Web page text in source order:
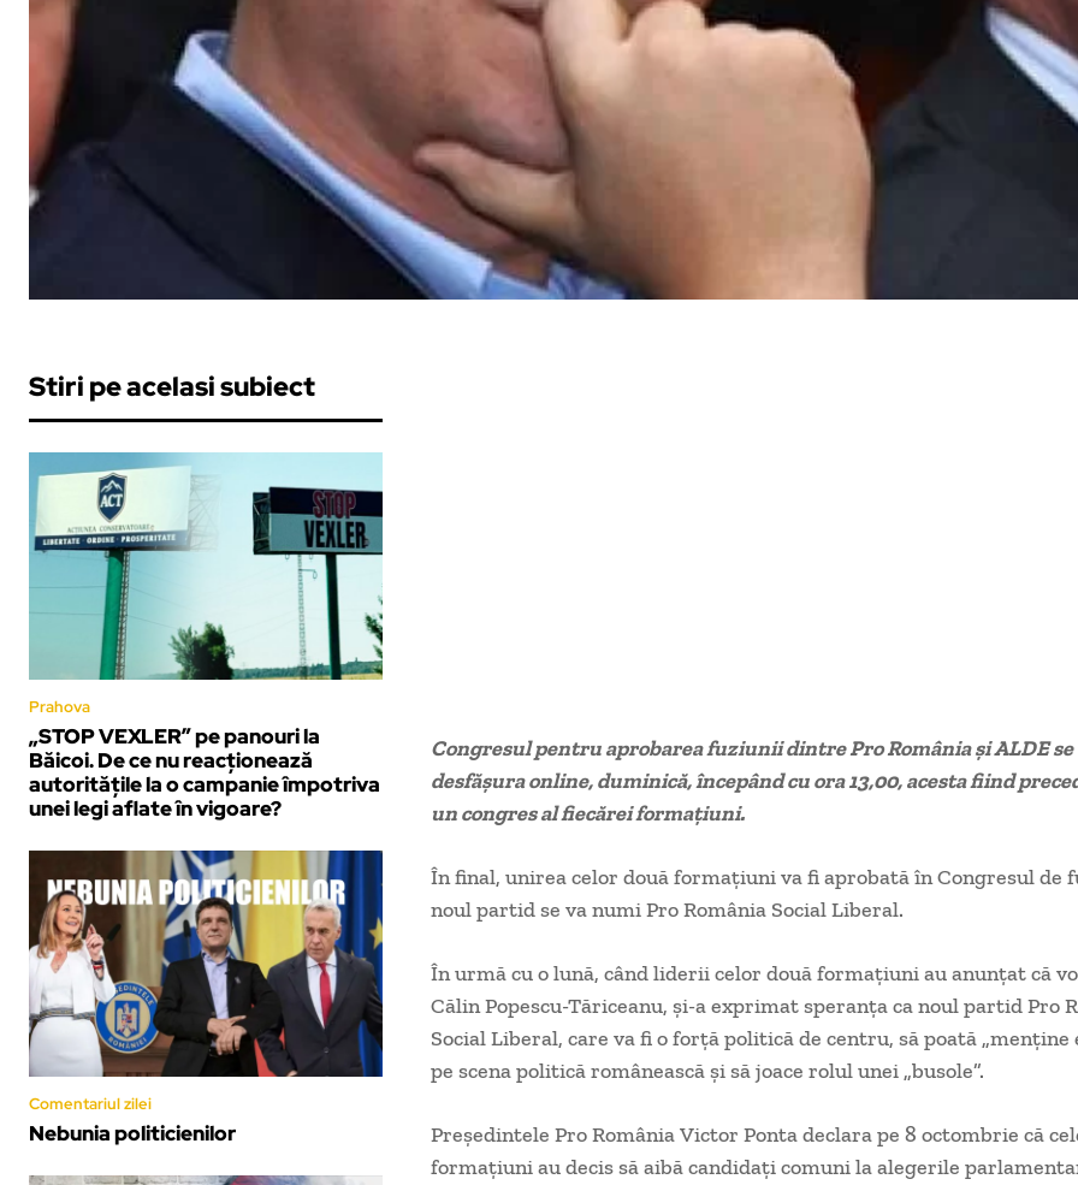
Stiri pe acelasi subiect
Prahova
„STOP VEXLER” pe panouri la
Băicoi. De ce nu reacționează
autoritățile la o campanie împotriva
unei legi aflate în vigoare?
Comentariul zilei
Nebunia politicienilor
Congresul pentru aprobarea fuziunii dintre Pro România şi ALDE se
desfăşura online, duminică, începând cu ora 13,00, acesta fiind
un congres al fiecărei formaţiuni.
În final, unirea celor două formaţiuni va fi aprobată în Congresul de
noul partid se va numi Pro România Social Liberal.
În urmă cu o lună, când liderii celor două formaţiuni au anunţat că
Călin Popescu-Tăriceanu, şi-a exprimat speranţa ca noul partid Pro
Social Liberal, care va fi o forţă politică de centru, să poată „menţine
pe scena politică românească şi să joace rolul unei „busole”.
Preşedintele Pro România Victor Ponta declara pe 8 octombrie că
formaţiuni au decis să aibă candidaţi comuni la alegerile